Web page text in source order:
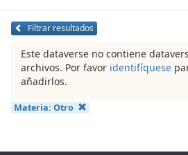
Filtrar resultados
Este dataverse no contiene
archivos. Por favor identifíquese
añadirlos.
Materia: Otro